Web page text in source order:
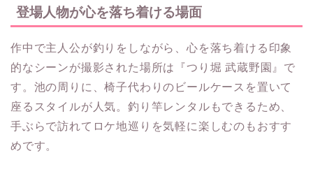
登場人物が心を落ち着ける場面
作中で主人公が釣りをしながら、心を落ち着ける印象
的なシーンが撮影された場所は『つり堀 武蔵野園』で
す。池の周りに、椅子代わりのビールケースを置いて
座るスタイルが人気。釣り竿レンタルもできるため、
手ぶらで訪れてロケ地巡りを気軽に楽しむのもおすす
めです。